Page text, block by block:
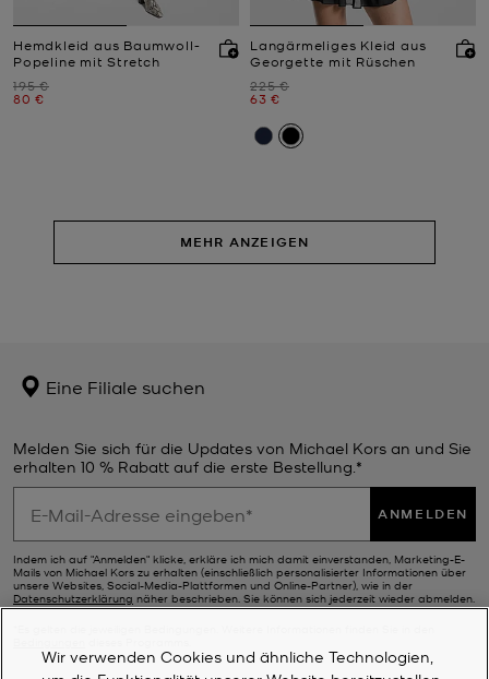
Hemdkleid aus Baumwoll-
Popeline mit Stretch
Zuvor
195 €
Jetzt
80 €
Langärmeliges Kleid aus
Georgette mit Rüschen
Zuvor
225 €
Jetzt
63 €
MEHR ANZEIGEN
Eine Filiale suchen
Melden Sie sich für die Updates von Michael Kors an und Sie
erhalten 10 % Rabatt auf die erste Bestellung.*
ANMELDEN
Indem ich auf "Anmelden" klicke, erkläre ich mich damit einverstanden, Marketing-E-
Mails von Michael Kors zu erhalten (einschließlich personalisierter Informationen über
unsere Websites, Social-Media-Plattformen und Online-Partner), wie in der
Datenschutzerklärung näher beschrieben. Sie können sich jederzeit wieder abmelden.
Wir verwenden Cookies und ähnliche Technologien,